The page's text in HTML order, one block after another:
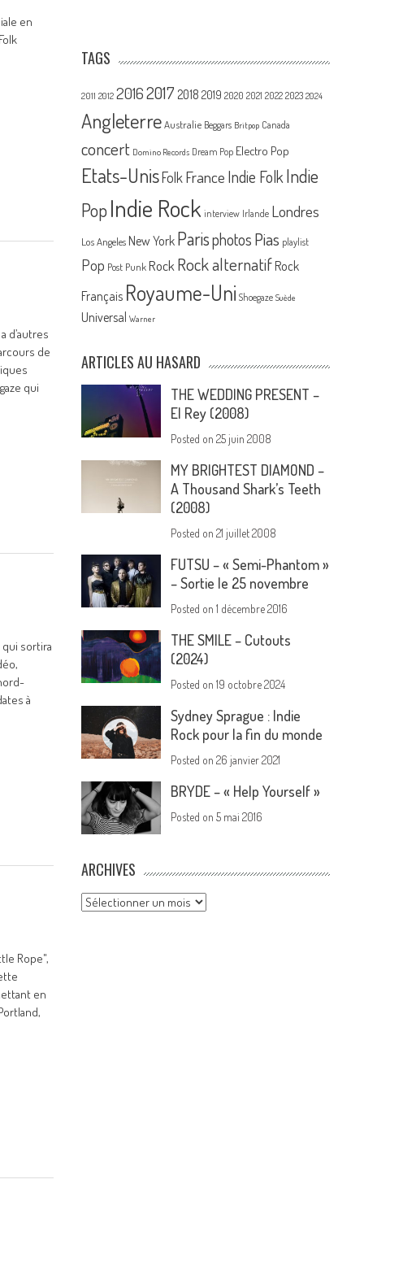
en
d’autres
de
qui
qui sortira
à
Rope",
en
TAGS
2011 2012 20162017 2018 2019 2020 2021 2022 2023 2024
Angleterre Australie Beggars Britpop Canada
concert Domino Records Dream Pop Electro Pop
Etats-UnisFolk France Indie FolkIndie
PopIndie Rock interview Irlande Londres
Los Angeles New York Parisphotos Pias playlist
Pop Post Punk Rock Rock alternatif Rock
Français Royaume-Uni Shoegaze Suède
Universal Warner
ARTICLES AU HASARD
THE WEDDING PRESENT –
El Rey (2008)
Posted on25 juin 2008
MY BRIGHTEST DIAMOND –
A Thousand Shark’s Teeth
(2008)
Posted on21 juillet 2008
FUTSU – « Semi-Phantom »
– Sortie le 25 novembre
Posted on1 décembre 2016
THE SMILE – Cutouts
(2024)
Posted on19 octobre 2024
Sydney Sprague : Indie
Rock pour la fin du monde
Posted on26 janvier 2021
BRYDE – « Help Yourself »
Posted on5 mai 2016
ARCHIVES
Archives